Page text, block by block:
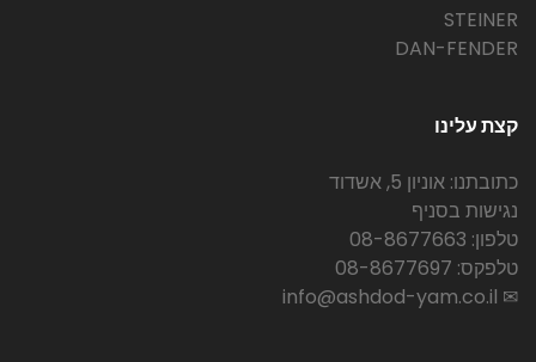
STEINER
DAN-FENDER
קצת עלינו
כתובתנו: אוניון 5, אשדוד
נגישות בסניף
טלפון: 08-8677663
טלפקס: 08-8677697
✉ info@ashdod-yam.co.il